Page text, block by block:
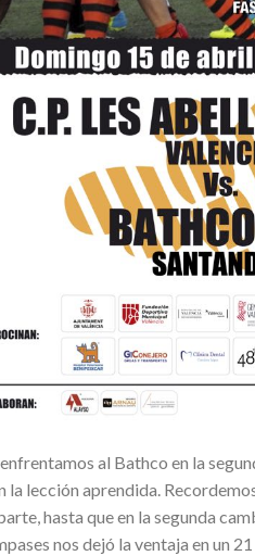
al Bathco en la
lección aprendida.
hasta que en la segunda
nos dejó la ventaja en un